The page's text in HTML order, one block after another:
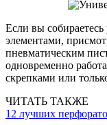
Если вы
элементами,
пневматическим
одновременно
скрепками или
ЧИТАТЬ ТАКЖЕ
12 лучших